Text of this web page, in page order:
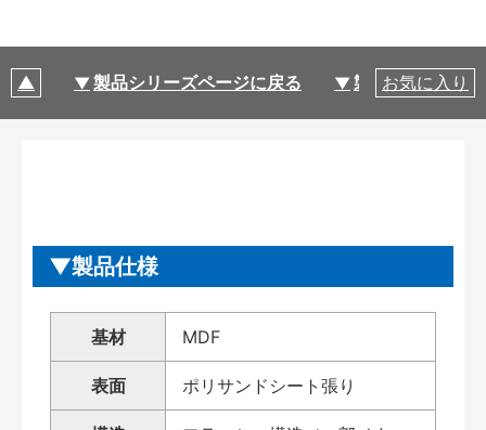
製品シリーズページに戻る 製品仕様
お気に入り
製品仕様
基材 MDF
表面 ポリサンドシート張り